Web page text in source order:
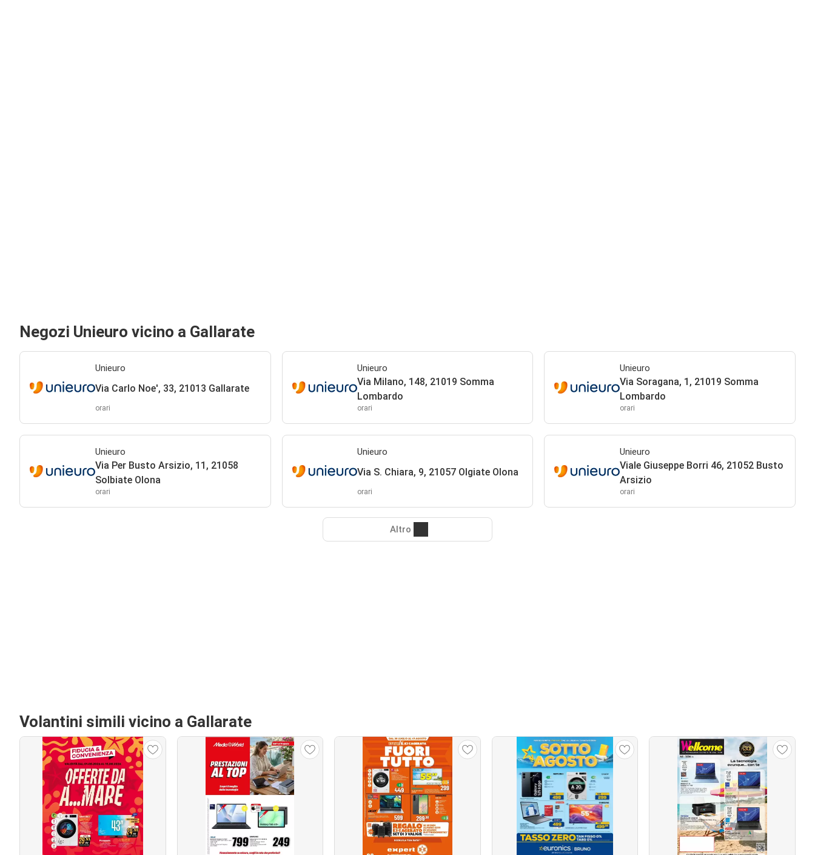
Negozi Unieuro vicino a Gallarate
Unieuro
Via Carlo Noe', 33, 21013 Gallarate
orari
Unieuro
Via Milano, 148, 21019 Somma
Lombardo
orari
Unieuro
Via Soragana, 1, 21019 Somma
Lombardo
orari
Unieuro
Via Per Busto Arsizio, 11, 21058
Solbiate Olona
orari
Unieuro
Via S. Chiara, 9, 21057 Olgiate Olona
orari
Unieuro
Viale Giuseppe Borri 46, 21052 Busto
Arsizio
orari
Altro
Volantini simili vicino a Gallarate